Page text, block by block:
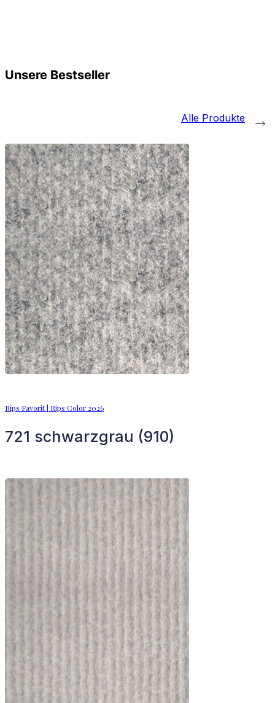
Unsere Bestseller
Alle Produkte
Rips Favorit | Rips Color 2026
721 schwarzgrau (910)